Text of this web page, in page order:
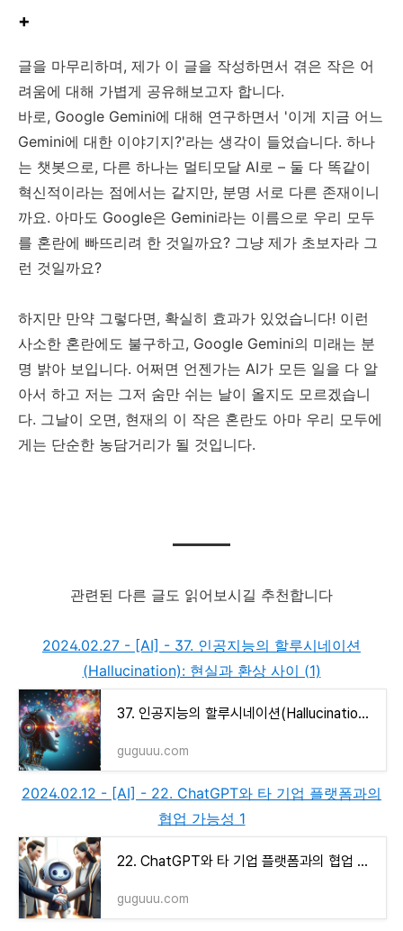
+
글을 마무리하며, 제가 이 글을 작성하면서 겪은 작은 어
려움에 대해 가볍게 공유해보고자 합니다.
바로, Google Gemini에 대해 연구하면서 '이게 지금 어느
Gemini에 대한 이야기지?'라는 생각이 들었습니다. 하나
는 챗봇으로, 다른 하나는 멀티모달 AI로 – 둘 다 똑같이
혁신적이라는 점에서는 같지만, 분명 서로 다른 존재이니
까요. 아마도 Google은 Gemini라는 이름으로 우리 모두
를 혼란에 빠뜨리려 한 것일까요? 그냥 제가 초보자라 그
런 것일까요?
하지만 만약 그렇다면, 확실히 효과가 있었습니다! 이런
사소한 혼란에도 불구하고, Google Gemini의 미래는 분
명 밝아 보입니다. 어쩌면 언젠가는 AI가 모든 일을 다 알
아서 하고 저는 그저 숨만 쉬는 날이 올지도 모르겠습니
다. 그날이 오면, 현재의 이 작은 혼란도 아마 우리 모두에
게는 단순한 농담거리가 될 것입니다.
관련된 다른 글도 읽어보시길 추천합니다
2024.02.27 - [AI] - 37. 인공지능의 할루시네이션
(Hallucination): 현실과 환상 사이 (1)
37. 인공지능의 할루시네이션(Hallucination): 현실과 환상 사이 (1)
guguuu.com
2024.02.12 - [AI] - 22. ChatGPT와 타 기업 플랫폼과의
협업 가능성 1
22. ChatGPT와 타 기업 플랫폼과의 협업 가능성 1
guguuu.com